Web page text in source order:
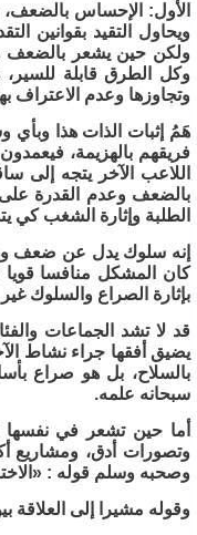
الأول: الإحساس
ويحاول التقيد بقوانين
ولكن حين يشعر بالضعف
وكل الطرق قابلة للسير،
وتجاوزها وعدم الاعتراف
هَمُ إثبات الذات هذا
فريقهم بالهزيمة،
اللاعب الآخر يتجه إلى
بالضعف وعدم القدرة على
الطلبة وإثارة الشغب كي
إنه سلوك يدل عن ضعف
كان المشكل منافسا قويا
بإثارة الصراع والسلوك
قد لا تشد الجماعات
يضيق أفقها جراء نشاط
بالسلاح، بل هو صراع
سبحانه علمه.
أما حين تشعر في نفسها
وتصورات أدق، ومشاريع
وصحبه وسلم قوله :
وقوله مشيرا إلى العلاقة